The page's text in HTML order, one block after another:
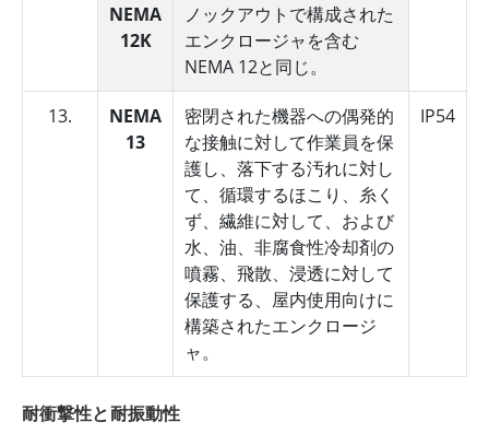
NEMA
12K
ノックアウトで構成された
エンクロージャを含む
NEMA 12と同じ。
13.
NEMA
13
密閉された機器への偶発的
な接触に対して作業員を保
護し、落下する汚れに対し
て、循環するほこり、糸く
ず、繊維に対して、および
水、油、非腐食性冷却剤の
噴霧、飛散、浸透に対して
保護する、屋内使用向けに
構築されたエンクロージ
ャ。
IP54
耐衝撃性と耐振動性